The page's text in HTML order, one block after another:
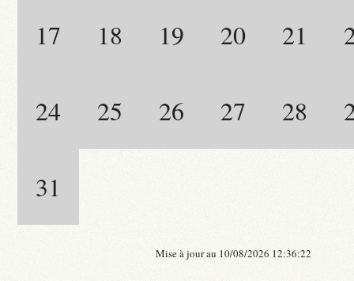
17 18 19 20 21
24 25 26 27 28
31
Mise à jour au 10/08/2026 12:36:22